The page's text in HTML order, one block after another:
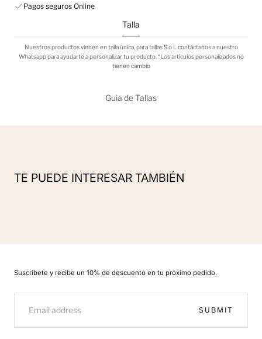
Pagos seguros Online
Talla
Nuestros productos vienen en talla única, para tallas S o L contáctanos a nuestro
Whatsapp para ayudarte a personalizar tu producto. *Los artículos personalizados no
tienen cambio
Guia de Tallas
TE PUEDE INTERESAR TAMBIÉN
Suscríbete y recibe un 10% de descuento en tu próximo pedido.
EMAIL
SUBMIT